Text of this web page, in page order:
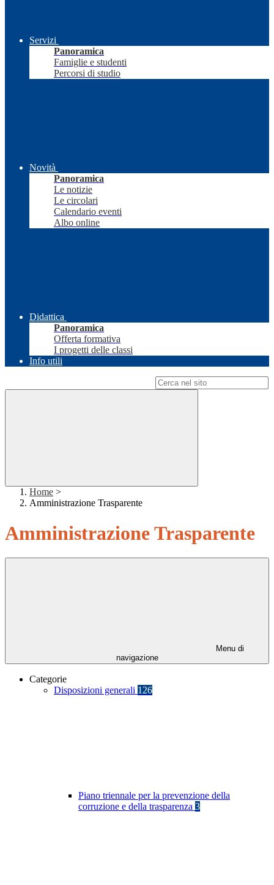
Servizi
Panoramica
Famiglie e studenti
Percorsi di studio
Novità
Panoramica
Le notizie
Le circolari
Calendario eventi
Albo online
Didattica
Panoramica
Offerta formativa
I progetti delle classi
Info utili
Home >
Amministrazione Trasparente
Amministrazione Trasparente
Menu di
navigazione
Categorie
Disposizioni generali 126
Piano triennale per la prevenzione della
corruzione e della trasparenza 3